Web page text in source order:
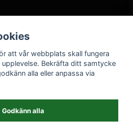
att vår webbplats skall fungera
Bekräfta ditt samtycke
alla eller anpassa via
Godkänn alla